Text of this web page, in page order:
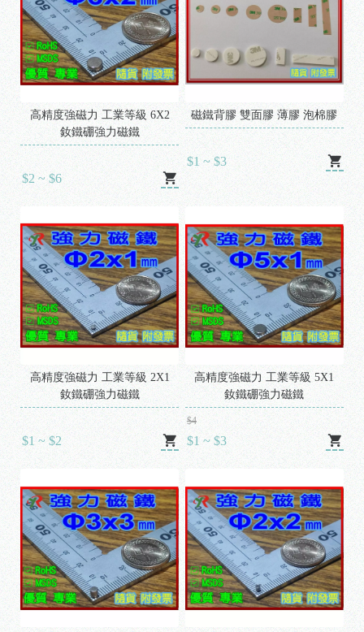
高精度強磁力 工業等級 6X2
釹鐵硼強力磁鐵
$2 ~ $6
磁鐵背膠 雙面膠 薄膠 泡棉膠
$1 ~ $3
高精度強磁力 工業等級 2X1
釹鐵硼強力磁鐵
$1 ~ $2
高精度強磁力 工業等級 5X1
釹鐵硼強力磁鐵
$4
$1 ~ $3